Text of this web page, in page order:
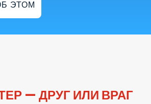
ЭТОМ
— ДРУГ ИЛИ ВРАГ